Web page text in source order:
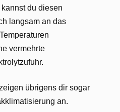
du diesen
langsam an das
vermehrte
übrigens dir sogar
an.